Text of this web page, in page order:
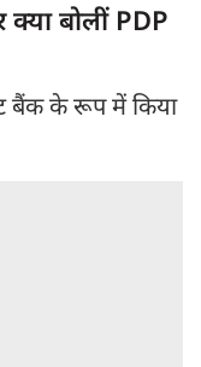
क्या बोलीं PDP
बैंक के रूप में किया